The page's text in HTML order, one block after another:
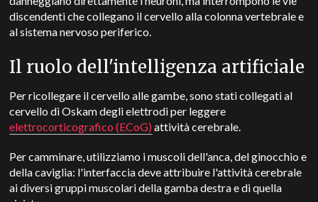
discendenti che collegano il cervello alla colonna vertebrale e
al sistema nervoso periferico.
Il ruolo dell'intelligenza artificiale
Per ricollegare il cervello alle gambe, sono stati collegati al
cervello di Oskam degli elettrodi per leggere
elettrocorticografico (ECoG)attività cerebrale.
Per camminare, utilizziamo i muscoli dell'anca, del ginocchio e
della caviglia: l'interfaccia deve attribuire l'attività cerebrale
ai diversi gruppi muscolari della gamba destra e di quella